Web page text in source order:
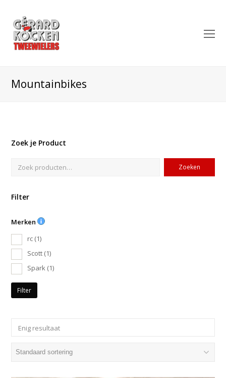
Mountainbikes
Zoek je Product
Zoeken
Filter
Merken
rc (1)
Scott (1)
Spark (1)
Filter
Enig resultaat